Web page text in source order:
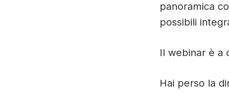
panoramica
possibili
Il webinar è a
Hai perso la